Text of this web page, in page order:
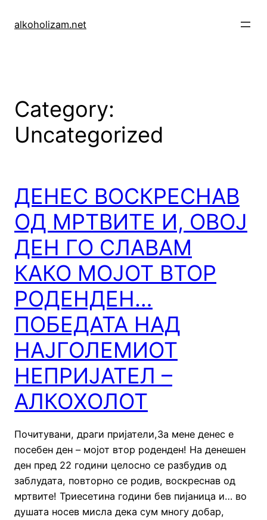
alkoholizam.net
Category:
Uncategorized
ДЕНЕС ВОСКРЕСНАВ
ОД МРТВИТЕ И, ОВОЈ
ДЕН ГО СЛАВАМ
КАКО МОЈОТ ВТОР
РОДЕНДЕН…
ПОБЕДАТА НАД
НАЈГОЛЕМИОТ
НЕПРИЈАТЕЛ –
АЛКОХОЛОТ
Почитувани, драги пријатели,За мене денес е
посебен ден – мојот втор роденден! На денешен
ден пред 22 години целосно се разбудив од
заблудата, повторно се родив, воскреснав од
мртвите! Триесетина години бев пијаница и… во
душата носев мисла дека сум многу добар,